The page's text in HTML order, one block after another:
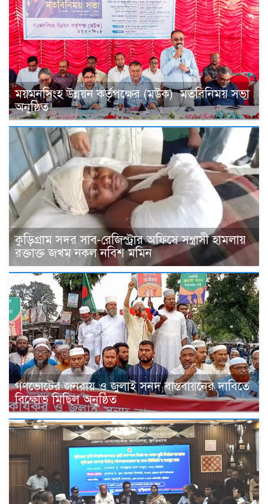
ময়মনসিংহ উন্নয়ন কর্তৃপক্ষের (মউক) মতবিনিময় সভা
অনুষ্ঠিত
কুড়িগ্রাম সদর সাব-রেজিস্ট্রার অফিসে সন্ত্রাসী হামলায়
রক্তাক্ত জখম নকল নবিশ মমিন
গণভোটের জনরায় ও জুলাই সনদ বাস্তবায়নের দাবিতে
বিক্ষোভ মিছিল অনুষ্ঠিত